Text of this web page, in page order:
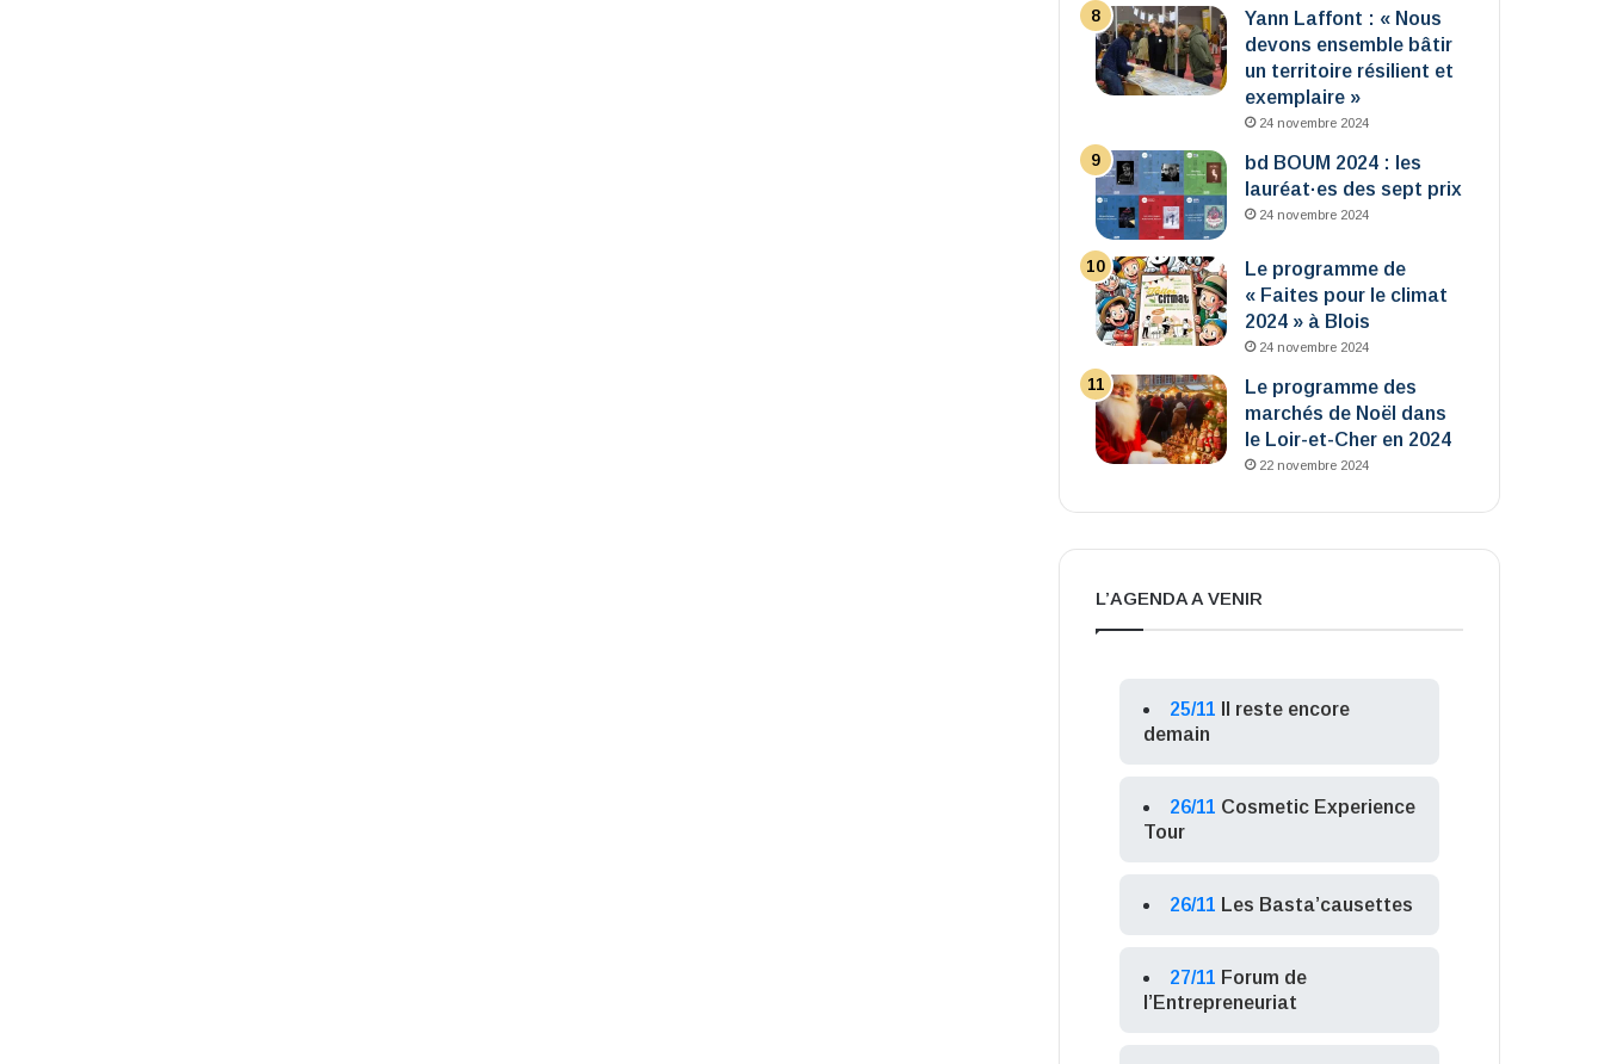
Yann Laffont : « Nous
devons ensemble bâtir
un territoire résilient et
exemplaire »
24 novembre 2024
bd BOUM 2024 : les
lauréat·es des sept prix
24 novembre 2024
Le programme de
« Faites pour le climat
2024 » à Blois
24 novembre 2024
Le programme des
marchés de Noël dans
le Loir-et-Cher en 2024
22 novembre 2024
L’AGENDA A VENIR
25/11
Il reste encore
demain
26/11 Cosmetic Experience
Tour
26/11 Les Basta’causettes
27/11 Forum de
l’Entrepreneuriat